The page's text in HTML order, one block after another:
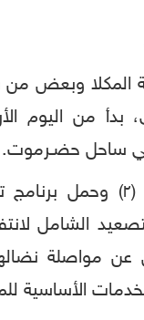
المكلا وبعض من
بدأ من اليوم
في ساحل حضـرموت.
وقال بيان رقم (٢) وحمل
الشامل
عن مواصلة
الأساسية